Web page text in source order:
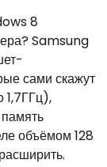
8
Samsung
сами скажут
объёмом 128